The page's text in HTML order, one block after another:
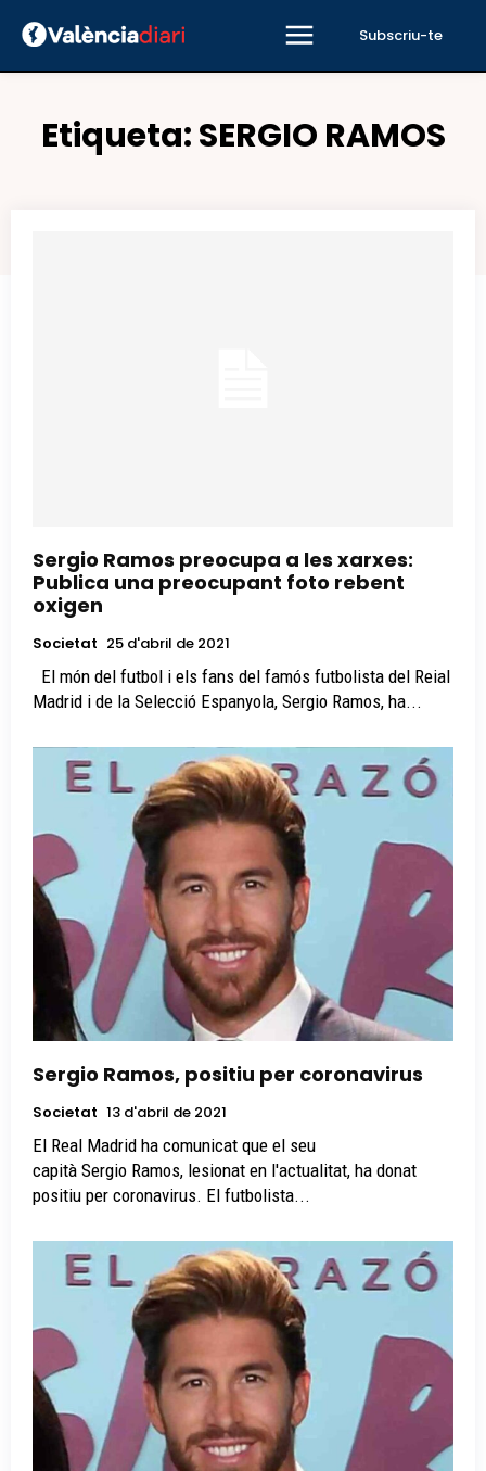
Subscriu-te
Etiqueta:SERGIO RAMOS
Sergio Ramos preocupa a les xarxes:
Publica una preocupant foto rebent
oxigen
Societat 25 d'abril de 2021
Madrid i de la Selecció Espanyola, Sergio Ramos, ha...
Sergio Ramos, positiu per coronavirus
Societat 13 d'abril de 2021
El Real Madrid ha comunicat que el seu
capità Sergio Ramos, lesionat en l'actualitat, ha donat
positiu per coronavirus. El futbolista...